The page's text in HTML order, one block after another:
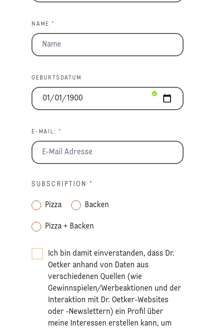
NAME *
GEBURTSDATUM
E-MAIL: *
SUBSCRIPTION *
Pizza Backen
Pizza + Backen
Ich bin damit einverstanden, dass Dr.
Oetker anhand von Daten aus
verschiedenen Quellen (wie
Gewinnspielen/Werbeaktionen und der
Interaktion mit Dr. Oetker-Websites
oder -Newslettern) ein Profil über
meine Interessen erstellen kann, um